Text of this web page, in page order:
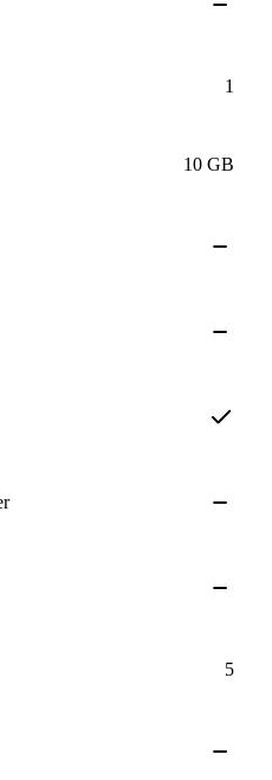
1
10 GB
5